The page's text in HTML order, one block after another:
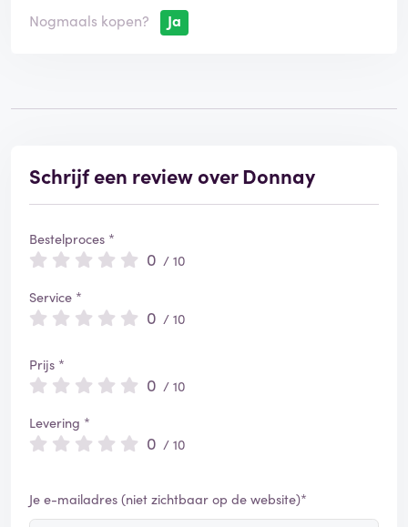
Nogmaals kopen?
Ja
Schrijf een review over Donnay
Bestelproces *
0 / 10
Service *
0 / 10
Prijs *
0 / 10
Levering *
0 / 10
Je e-mailadres (niet zichtbaar op de website)*